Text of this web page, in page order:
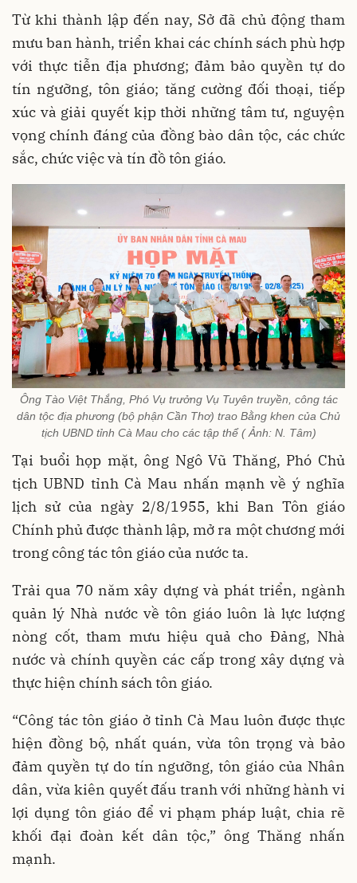
Từ khi thành lập đến nay, Sở đã chủ động tham
mưu ban hành, triển khai các chính sách phù hợp
với thực tiễn địa phương; đảm bảo quyền tự do
tín ngưỡng, tôn giáo; tăng cường đối thoại, tiếp
xúc và giải quyết kịp thời những tâm tư, nguyện
vọng chính đáng của đồng bào dân tộc, các chức
sắc, chức việc và tín đồ tôn giáo.
Ông Tào Việt Thắng, Phó Vụ trưởng Vụ Tuyên truyền, công tác
dân tộc địa phương (bộ phận Cần Thơ) trao Bằng khen của Chủ
tịch UBND tỉnh Cà Mau cho các tập thể ( Ảnh: N. Tâm)
Tại buổi họp mặt, ông Ngô Vũ Thăng, Phó Chủ
tịch UBND tỉnh Cà Mau nhấn mạnh về ý nghĩa
lịch sử của ngày 2/8/1955, khi Ban Tôn giáo
Chính phủ được thành lập, mở ra một chương mới
trong công tác tôn giáo của nước ta.
Trải qua 70 năm xây dựng và phát triển, ngành
quản lý Nhà nước về tôn giáo luôn là lực lượng
nòng cốt, tham mưu hiệu quả cho Đảng, Nhà
nước và chính quyền các cấp trong xây dựng và
thực hiện chính sách tôn giáo.
“Công tác tôn giáo ở tỉnh Cà Mau luôn được thực
hiện đồng bộ, nhất quán, vừa tôn trọng và bảo
đảm quyền tự do tín ngưỡng, tôn giáo của Nhân
dân, vừa kiên quyết đấu tranh với những hành vi
lợi dụng tôn giáo để vi phạm pháp luật, chia rẽ
khối đại đoàn kết dân tộc,” ông Thăng nhấn
mạnh.